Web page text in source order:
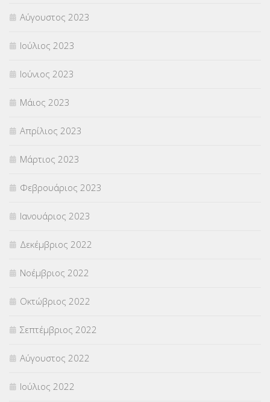
Αύγουστος 2023
Ιούλιος 2023
Ιούνιος 2023
Μάιος 2023
Απρίλιος 2023
Μάρτιος 2023
Φεβρουάριος 2023
Ιανουάριος 2023
Δεκέμβριος 2022
Νοέμβριος 2022
Οκτώβριος 2022
Σεπτέμβριος 2022
Αύγουστος 2022
Ιούλιος 2022